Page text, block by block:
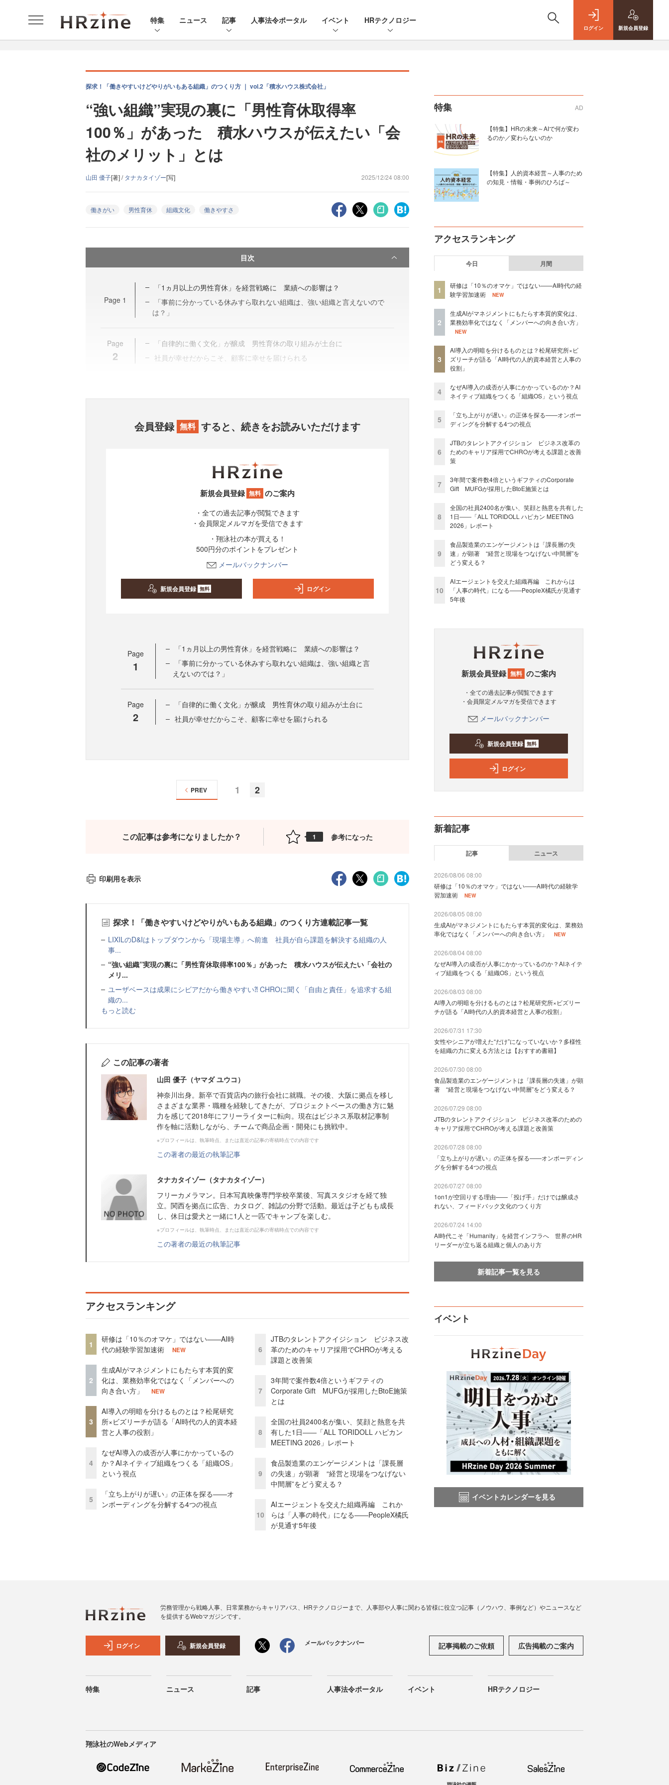
特集 ニュース 記事 人事法令ポータル イベント HRテクノロジー
ログイン 新規会員登録
探求！「働きやすいけどやりがいもある組織」のつくり方 ｜ vol.2「積水ハウス株式会社」
“強い組織”実現の裏に「男性育休取得率
100％」があった 積水ハウスが伝えたい「会
社のメリット」とは
山田 優子[著] /タナカタイゾー[写] 2025/12/24 08:00
働きがい 男性育休 組織文化 働きやすさ
目次
Page 1
「1ヵ月以上の男性育休」を経営戦略に 業績への影響は？
「事前に分かっている休みすら取れない組織は、強い組織と言えないので
は？」
Page
2
「自律的に働く文化」が醸成 男性育休の取り組みが土台に
社員が幸せだからこそ、顧客に幸せを届けられる
会員登録 無料 すると、続きをお読みいただけます
新規会員登録 無料 のご案内
・全ての過去記事が閲覧できます
・会員限定メルマガを受信できます
・翔泳社の本が買える！
500円分のポイントをプレゼント
メールバックナンバー
新規会員登録 無料 ログイン
Page
1
「1ヵ月以上の男性育休」を経営戦略に 業績への影響は？
「事前に分かっている休みすら取れない組織は、強い組織と言
えないのでは？」
Page
2
「自律的に働く文化」が醸成 男性育休の取り組みが土台に
社員が幸せだからこそ、顧客に幸せを届けられる
1 2
PREV
この記事は参考になりましたか？ 1 参考になった
印刷用を表示
探求！「働きやすいけどやりがいもある組織」のつくり方連載記事一覧
LIXILのD&Iはトップダウンから「現場主導」へ前進 社員が自ら課題を解決する組織の人
事...
“強い組織”実現の裏に「男性育休取得率100％」があった 積水ハウスが伝えたい「会社の
メリ...
ユーザベースは成果にシビアだから働きやすい⁈ CHROに聞く「自由と責任」を追求する組
織の...
もっと読む
この記事の著者
山田 優子（ヤマダ ユウコ）
神奈川出身。新卒で百貨店内の旅行会社に就職。その後、大阪に拠点を移し
さまざまな業界・職種を経験してきたが、プロジェクトベースの働き方に魅
力を感じて2018年にフリーライターに転向。現在はビジネス系取材記事制
作を軸に活動しながら、チームで商品企画・開発にも挑戦中。
※プロフィールは、執筆時点、または直近の記事の寄稿時点での内容です
この著者の最近の執筆記事
タナカタイゾー（タナカタイゾー）
フリーカメラマン。日本写真映像専門学校卒業後、写真スタジオを経て独
立。関西を拠点に広告、カタログ、雑誌の分野で活動。最近は子どもも成長
し、休日は愛犬と一緒に1人と一匹でキャンプを楽しむ。
※プロフィールは、執筆時点、または直近の記事の寄稿時点での内容です
この著者の最近の執筆記事
アクセスランキング
1
研修は「10％のオマケ」ではない——AI時
代の経験学習加速術
NEW
2
生成AIがマネジメントにもたらす本質的変
化は、業務効率化ではなく「メンバーへの
向き合い方」
NEW
3
AI導入の明暗を分けるものとは？松尾研究
所×ビズリーチが語る「AI時代の人的資本経
営と人事の役割」
4
なぜAI導入の成否が人事にかかっているの
か？AIネイティブ組織をつくる「組織OS」
という視点
5
「立ち上がりが遅い」の正体を探る——オ
ンボーディングを分解する4つの視点
6
JTBのタレントアクイジション ビジネス改
革のためのキャリア採用でCHROが考える
課題と改善策
7
3年間で案件数4倍というギフティの
Corporate Gift MUFGが採用したBtoE施策
とは
8
全国の社員2400名が集い、笑顔と熱意を共
有した1日――「ALL TORIDOLL ハピカン
MEETING 2026」レポート
9
食品製造業のエンゲージメントは「課長層
の失速」が顕著 “経営と現場をつなげない
中間層”をどう変える？
10
AIエージェントを交えた組織再編 これか
らは「人事の時代」になる——PeopleX橘氏
が見通す5年後
特集 AD
【特集】HRの未来～AIで何が変わ
るのか／変わらないのか
【特集】人的資本経営～人事のため
の知見・情報・事例のひろば～
アクセスランキング
今日 月間
1
研修は「10％のオマケ」ではない——AI時代の経
験学習加速術
NEW
2
生成AIがマネジメントにもたらす本質的変化は、
業務効率化ではなく「メンバーへの向き合い方」
NEW
3
AI導入の明暗を分けるものとは？松尾研究所×ビ
ズリーチが語る「AI時代の人的資本経営と人事の
役割」
4
なぜAI導入の成否が人事にかかっているのか？AI
ネイティブ組織をつくる「組織OS」という視点
5
「立ち上がりが遅い」の正体を探る——オンボー
ディングを分解する4つの視点
6
JTBのタレントアクイジション ビジネス改革の
ためのキャリア採用でCHROが考える課題と改善
策
7
3年間で案件数4倍というギフティのCorporate
Gift MUFGが採用したBtoE施策とは
8
全国の社員2400名が集い、笑顔と熱意を共有した
1日――「ALL TORIDOLL ハピカン MEETING
2026」レポート
9
食品製造業のエンゲージメントは「課長層の失
速」が顕著 “経営と現場をつなげない中間層”を
どう変える？
10
AIエージェントを交えた組織再編 これからは
「人事の時代」になる——PeopleX橘氏が見通す
5年後
新規会員登録 無料 のご案内
・全ての過去記事が閲覧できます
・会員限定メルマガを受信できます
メールバックナンバー
新規会員登録 無料
ログイン
新着記事
記事 ニュース
2026/08/06 08:00
研修は「10％のオマケ」ではない——AI時代の経験学
習加速術
NEW
2026/08/05 08:00
生成AIがマネジメントにもたらす本質的変化は、業務効
率化ではなく「メンバーへの向き合い方」
NEW
2026/08/04 08:00
なぜAI導入の成否が人事にかかっているのか？AIネイテ
ィブ組織をつくる「組織OS」という視点
2026/08/03 08:00
AI導入の明暗を分けるものとは？松尾研究所×ビズリー
チが語る「AI時代の人的資本経営と人事の役割」
2026/07/31 17:30
女性やシニアが増えた“だけ”になっていないか？多様性
を組織の力に変える方法とは【おすすめ書籍】
2026/07/30 08:00
食品製造業のエンゲージメントは「課長層の失速」が顕
著 “経営と現場をつなげない中間層”をどう変える？
2026/07/29 08:00
JTBのタレントアクイジション ビジネス改革のための
キャリア採用でCHROが考える課題と改善策
2026/07/28 08:00
「立ち上がりが遅い」の正体を探る——オンボーディン
グを分解する4つの視点
2026/07/27 08:00
1on1が空回りする理由——「投げ手」だけでは醸成さ
れない、フィードバック文化のつくり方
2026/07/24 14:00
AI時代こそ「Humanity」を経営インフラへ 世界のHR
リーダーが立ち返る組織と個人のあり方
新着記事一覧を見る
イベント
イベントカレンダーを見る
労務管理から戦略人事、日常業務からキャリアパス、HRテクノロジーまで、人事部や人事に関わる皆様に役立つ記事（ノウハウ、事例など）やニュースなど
を提供するWebマガジンです。
ログイン 新規会員登録 メールバックナンバー 記事掲載のご依頼 広告掲載のご案内
特集 ニュース 記事 人事法令ポータル イベント HRテクノロジー
翔泳社のWebメディア